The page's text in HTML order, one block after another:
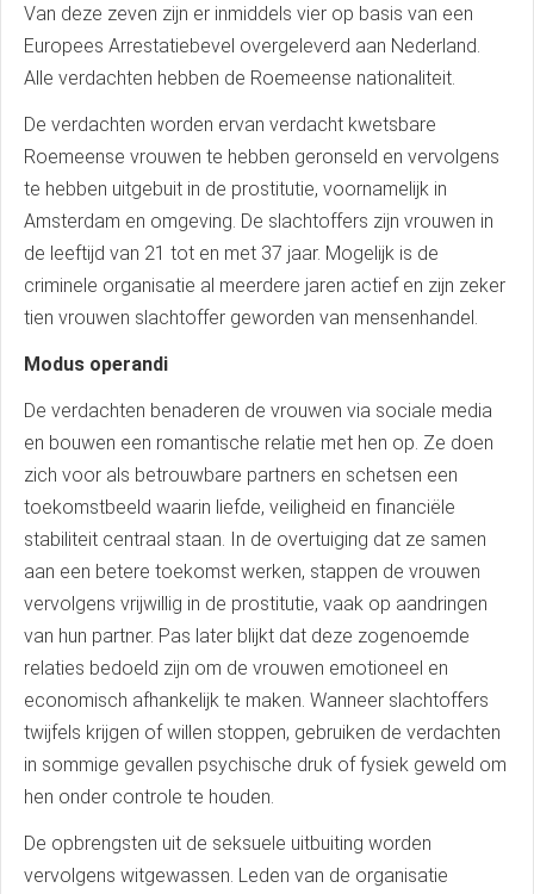
Van deze zeven zijn er inmiddels vier op basis van een
Europees Arrestatiebevel overgeleverd aan Nederland.
Alle verdachten hebben de Roemeense nationaliteit.
De verdachten worden ervan verdacht kwetsbare
Roemeense vrouwen te hebben geronseld en vervolgens
te hebben uitgebuit in de prostitutie, voornamelijk in
Amsterdam en omgeving. De slachtoffers zijn vrouwen in
de leeftijd van 21 tot en met 37 jaar. Mogelijk is de
criminele organisatie al meerdere jaren actief en zijn zeker
tien vrouwen slachtoffer geworden van mensenhandel.
Modus operandi
De verdachten benaderen de vrouwen via sociale media
en bouwen een romantische relatie met hen op. Ze doen
zich voor als betrouwbare partners en schetsen een
toekomstbeeld waarin liefde, veiligheid en financiële
stabiliteit centraal staan. In de overtuiging dat ze samen
aan een betere toekomst werken, stappen de vrouwen
vervolgens vrijwillig in de prostitutie, vaak op aandringen
van hun partner. Pas later blijkt dat deze zogenoemde
relaties bedoeld zijn om de vrouwen emotioneel en
economisch afhankelijk te maken. Wanneer slachtoffers
twijfels krijgen of willen stoppen, gebruiken de verdachten
in sommige gevallen psychische druk of fysiek geweld om
hen onder controle te houden.
De opbrengsten uit de seksuele uitbuiting worden
vervolgens witgewassen. Leden van de organisatie